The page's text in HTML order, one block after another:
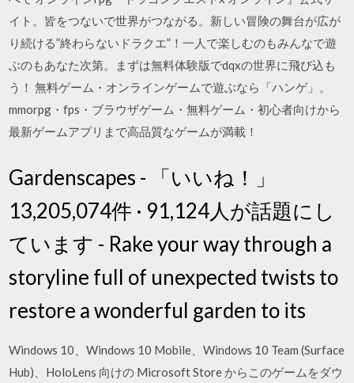
イト。皆をつないで世界がつながる。新しい冒険の舞台が広が
り続ける”終わらないドラクエ”！一人で楽しむのもみんなで遊
ぶのもあなた次第。まずは無料体験版でdqxの世界に飛び込も
う！ 無料ゲーム・オンラインゲームで遊ぶなら「ハンゲ」。
mmorpg・fps・ブラウザゲーム・無料ゲーム・初心者向けから
最新ゲームアプリまで高品質なゲームが満載！
Gardenscapes - 「いいね！」
13,205,074件 · 91,124人が話題にし
ています - Rake your way through a
storyline full of unexpected twists to
restore a wonderful garden to its
Windows 10、Windows 10 Mobile、Windows 10 Team (Surface
Hub)、HoloLens 向けの Microsoft Store からこのゲームをダウ